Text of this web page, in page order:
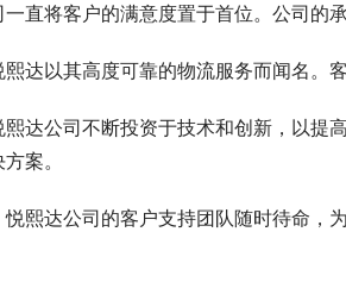
直将客户的满意度置于首位。公司的
达以其高度可靠的物流服务而闻名。
达公司不断投资于技术和创新，以提
案。
熙达公司的客户支持团队随时待命，